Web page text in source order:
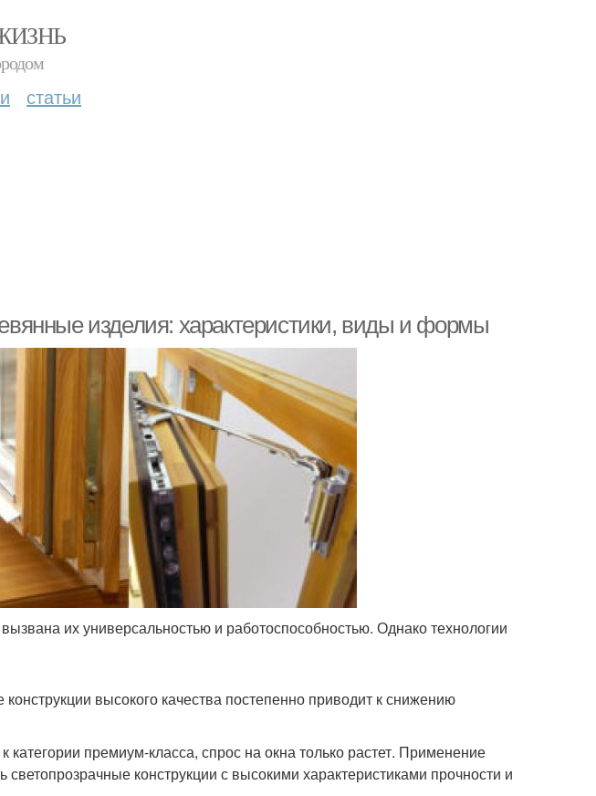
статьи
изделия: характеристики, виды и формы
их универсальностью и работоспособностью. Однако технологии
высокого качества постепенно приводит к снижению
премиум-класса, спрос на окна только растет. Применение
светопрозрачные конструкции с высокими характеристиками прочности и